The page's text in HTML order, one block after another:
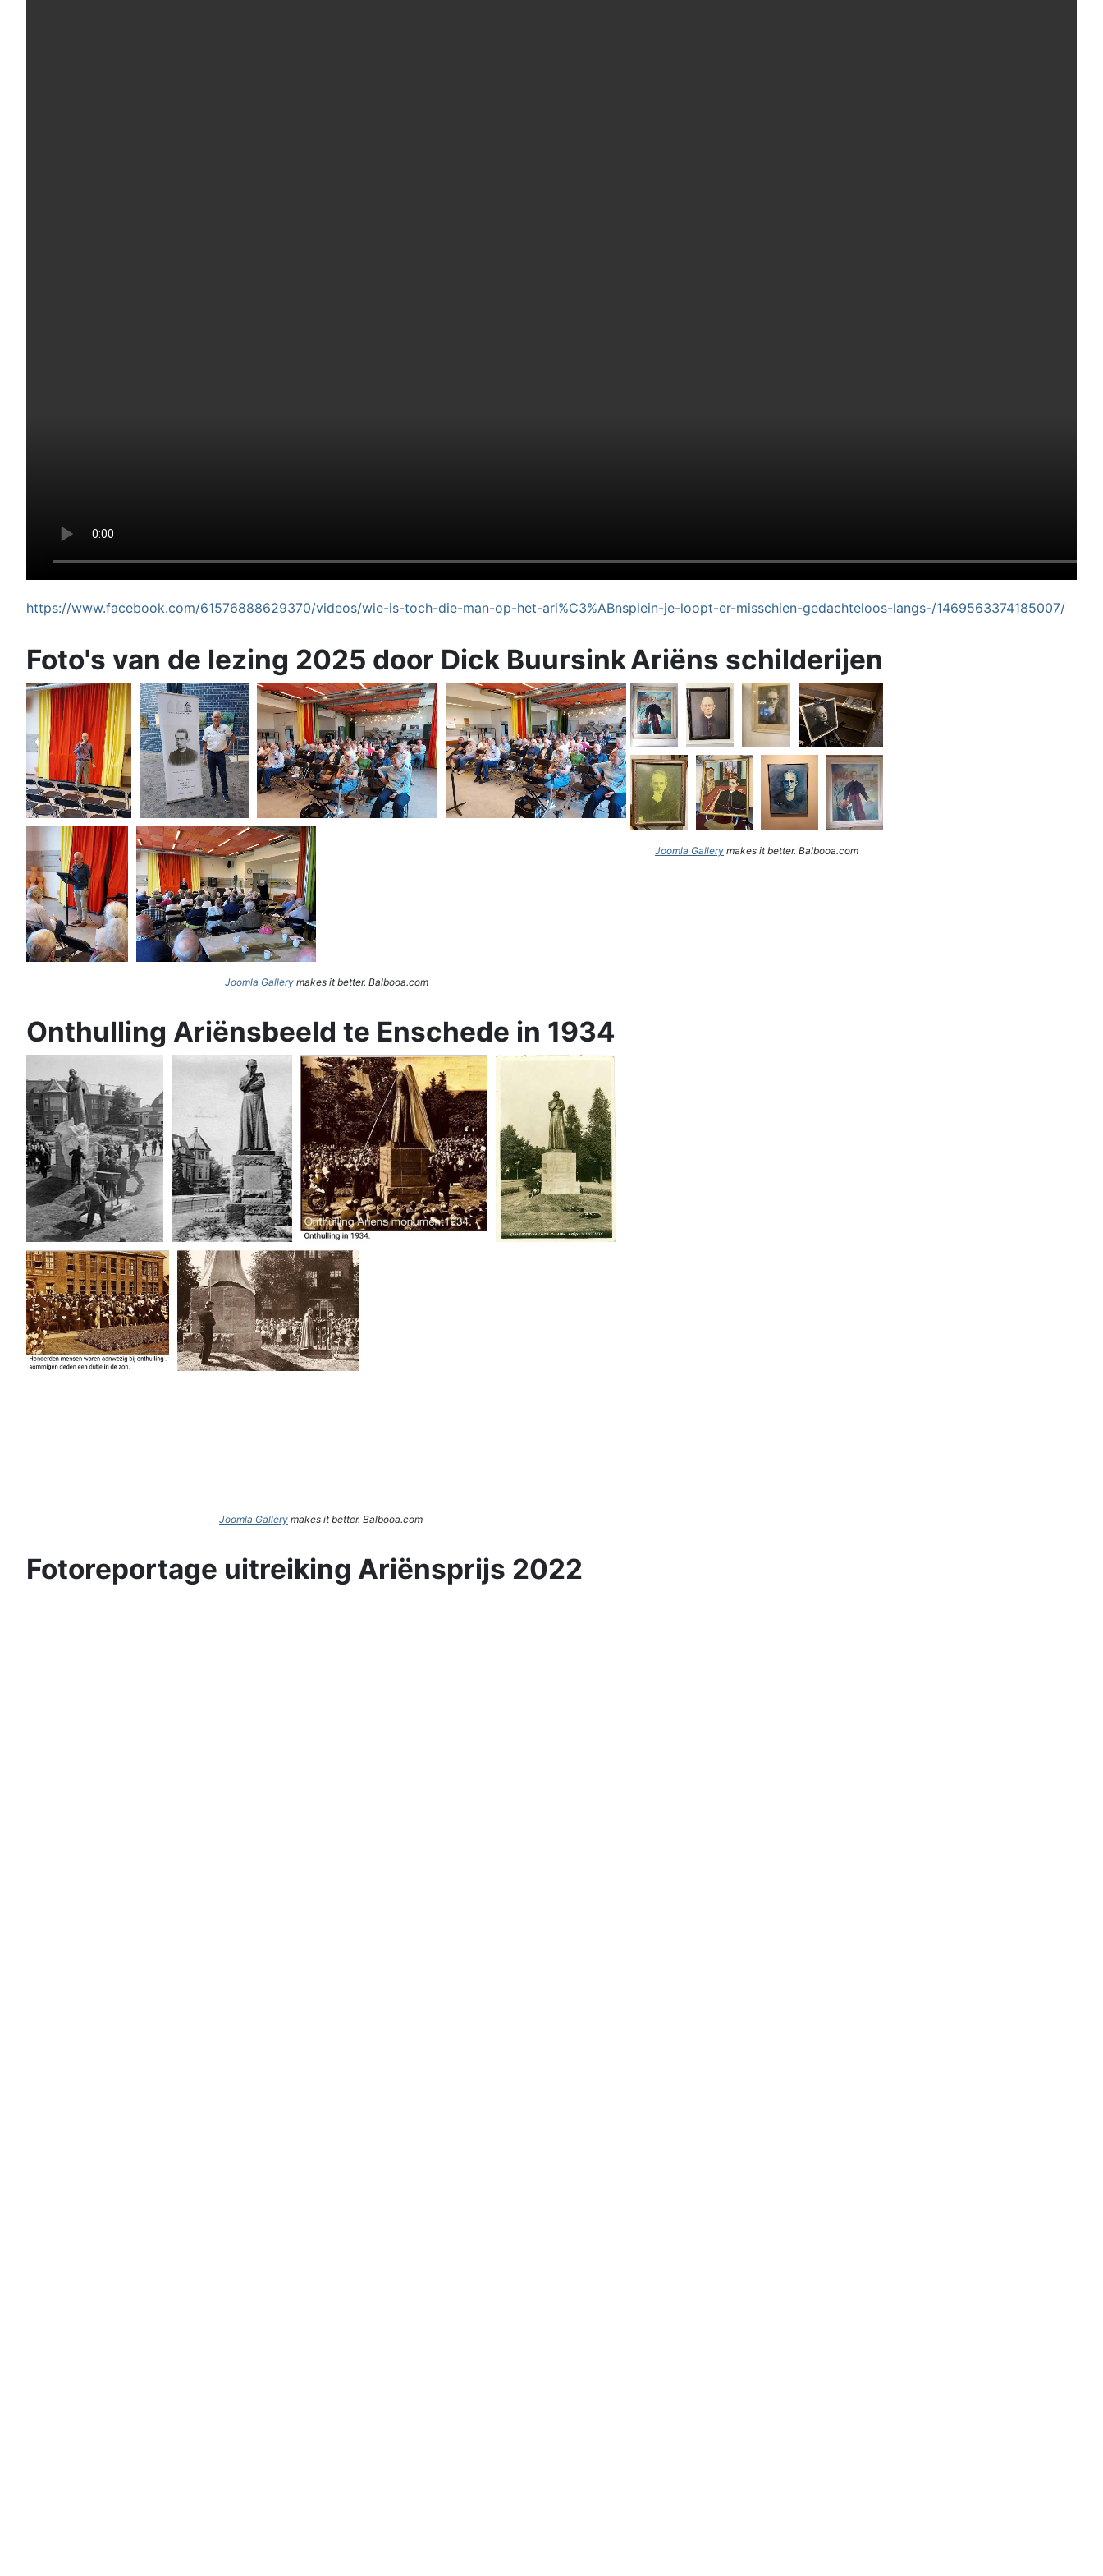
https://www.facebook.com/61576888629370/videos/wie-is-toch-die-man-op-het-ari%C3%ABnsplein-je-loopt-er-misschien-gedachteloos-langs-/1469563374185007/
Foto's van de lezing 2025 door Dick Buursink
Joomla Gallerymakes it better. Balbooa.com
Ariëns schilderijen
Joomla Gallery makes it better. Balbooa.com
Onthulling Ariënsbeeld te Enschede in 1934
Joomla Gallery makes it better. Balbooa.com
Fotoreportage uitreiking Ariënsprijs 2022